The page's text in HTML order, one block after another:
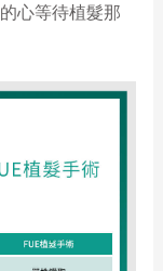
心等待植髮那